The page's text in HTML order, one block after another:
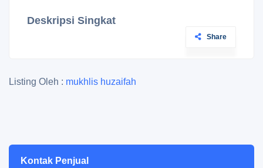
Deskripsi Singkat
Share
Listing Oleh : mukhlis huzaifah
Kontak Penjual